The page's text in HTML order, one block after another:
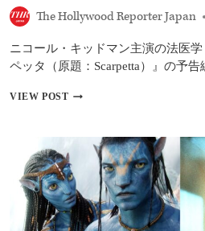
プ
独
占
信
作
は
世
界
的
ベ
ス
The Hollywood Reporter Japan
ニコール・キッドマン主演の法医
ペッタ（原題：Scarpetta）』の予
VIEW POSTニ
ル・
キ
ッ
ド
マ
ン
新